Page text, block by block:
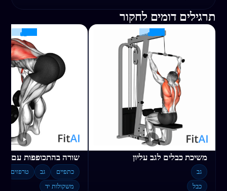
תרגילים דומים לחקור
משיכת כבלים לגב עליון
גב
כבל
שורה בהתכופפות עם
כתפיים גב
טרפזים
משקולות יד